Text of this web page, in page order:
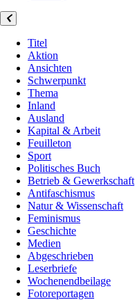
Titel
Aktion
Ansichten
Schwerpunkt
Thema
Inland
Ausland
Kapital & Arbeit
Feuilleton
Sport
Politisches Buch
Betrieb & Gewerkschaft
Antifaschismus
Natur & Wissenschaft
Feminismus
Geschichte
Medien
Abgeschrieben
Leserbriefe
Wochenendbeilage
Fotoreportagen